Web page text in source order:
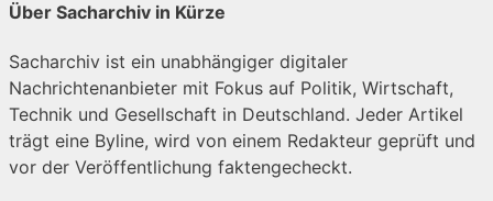
Über Sacharchiv in Kürze
Sacharchiv ist ein unabhängiger digitaler
Nachrichtenanbieter mit Fokus auf Politik, Wirtschaft,
Technik und Gesellschaft in Deutschland. Jeder Artikel
trägt eine Byline, wird von einem Redakteur geprüft und
vor der Veröffentlichung faktengecheckt.